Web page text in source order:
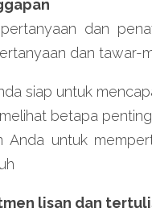
dan
dan tawar-
siap untuk
betapa
Anda untuk
lisan dan